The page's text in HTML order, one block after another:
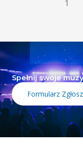
1
Spełnij swoje
Formularz